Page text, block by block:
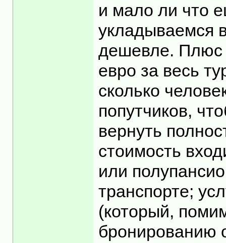
и мало ли что
укладываемся
дешевле. Плюс
евро за весь
сколько
попутчиков,
вернуть
стоимость
или
транспорте;
(который,
бронированию